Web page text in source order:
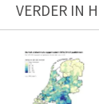
VERDER IN